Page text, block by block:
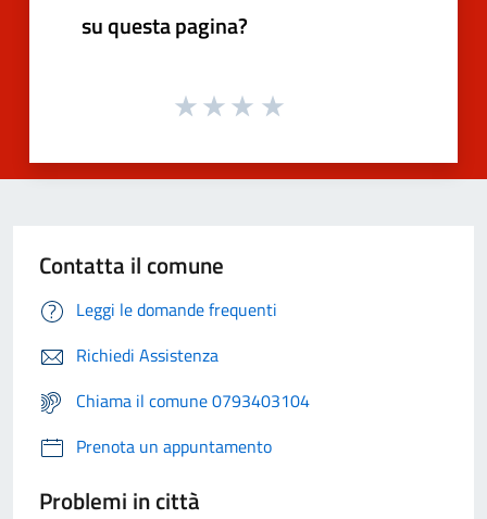
su questa pagina?
Contatta il comune
Leggi le domande frequenti
Richiedi Assistenza
Chiama il comune 0793403104
Prenota un appuntamento
Problemi in città